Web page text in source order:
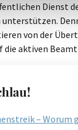
Dienst
von der
die aktiven
– Worum